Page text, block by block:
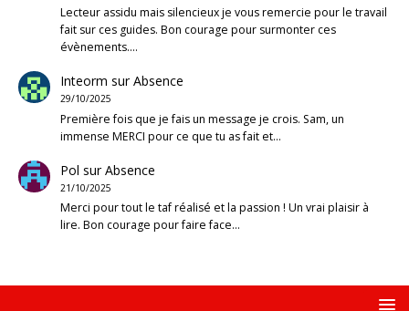
Lecteur assidu mais silencieux je vous remercie pour le travail
fait sur ces guides. Bon courage pour surmonter ces
évènements.…
Inteorm surAbsence
29/10/2025
Première fois que je fais un message je crois. Sam, un
immense MERCI pour ce que tu as fait et…
Pol surAbsence
21/10/2025
Merci pour tout le taf réalisé et la passion ! Un vrai plaisir à
lire. Bon courage pour faire face…